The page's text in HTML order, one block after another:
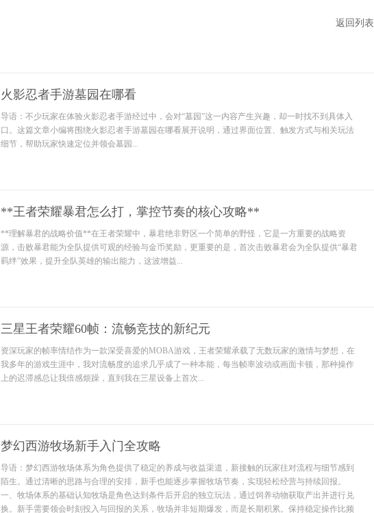
返回列表
火影忍者手游墓园在哪看
导语：不少玩家在体验火影忍者手游经过中，会对“墓园”这一内容产生兴趣，却一时找不到具体入
口。这篇文章小编将围绕火影忍者手游墓园在哪看展开说明，通过界面位置、触发方式与相关玩法
细节，帮助玩家快速定位并领会墓园...
**王者荣耀暴君怎么打，掌控节奏的核心攻略**
**理解暴君的战略价值**在王者荣耀中，暴君绝非野区一个简单的野怪，它是一方重要的战略资
源，击败暴君能为全队提供可观的经验与金币奖励，更重要的是，首次击败暴君会为全队提供“暴君
羁绊”效果，提升全队英雄的输出能力，这波增益...
三星王者荣耀60帧：流畅竞技的新纪元
资深玩家的帧率情结作为一款深受喜爱的MOBA游戏，王者荣耀承载了无数玩家的激情与梦想，在
我多年的游戏生涯中，我对流畅度的追求几乎成了一种本能，每当帧率波动或画面卡顿，那种操作
上的迟滞感总让我倍感烦躁，直到我在三星设备上首次...
梦幻西游牧场新手入门全攻略
导语：梦幻西游牧场体系为角色提供了稳定的养成与收益渠道，新接触的玩家往对流程与细节感到
陌生。通过清晰的思路与合理的安排，新手也能逐步掌握牧场节奏，实现轻松经营与持续回报。
一、牧场体系的基础认知牧场是角色达到条件后开启的独立玩法，通过饲养动物获取产出并进行兑
换。新手需要领会时刻投入与回报的关系，牧场并非短期爆发，而是长期积累。保持稳定操作比频